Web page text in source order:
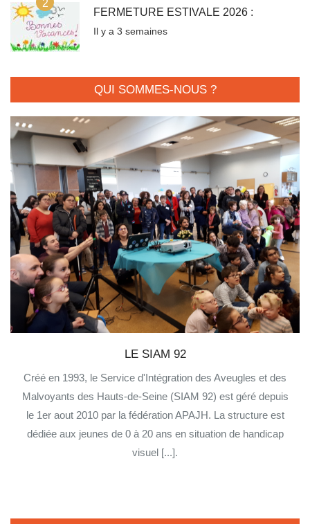
FERMETURE ESTIVALE 2026 :
Il y a 3 semaines
QUI SOMMES-NOUS ?
LE SIAM 92
Créé en 1993, le Service d'Intégration des Aveugles et des
Malvoyants des Hauts-de-Seine (SIAM 92) est géré depuis
le 1er aout 2010 par la fédération APAJH. La structure est
dédiée aux jeunes de 0 à 20 ans en situation de handicap
visuel [...].